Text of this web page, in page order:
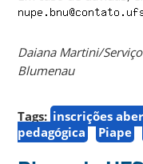
Daiana Martini/
Blumenau
Tags: inscrições
pedagógica
Piape